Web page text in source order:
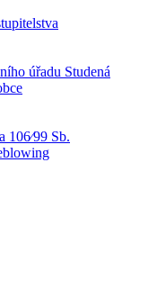
úřadu Studená
106⁄99 Sb.